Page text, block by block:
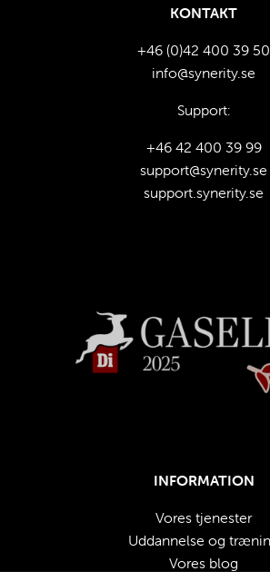
KONTAKT
+46 (0)42 400 39 50
info@synerity.se
Support:
+46 42 400 39 99
support@synerity.se
support.synerity.se
INFORMATION
Vores tjenester
Uddannelse og
Vores blog